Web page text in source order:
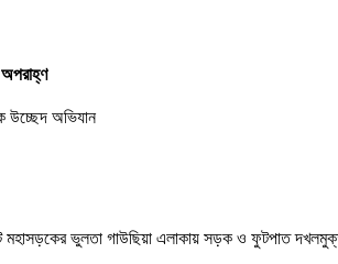
মহাসড়কের ভুলতা গাউছিয়া এলাকায় সড়ক ও ফুটপাত